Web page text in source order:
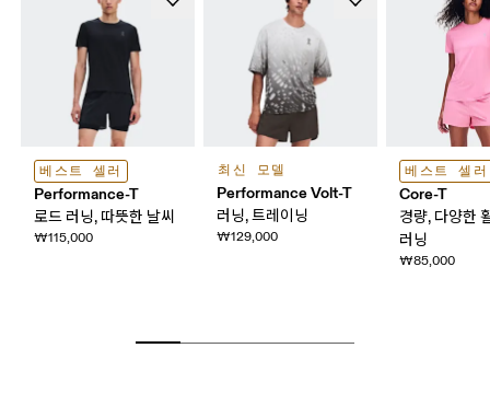
베스트 셀러
Performance-T
로드 러닝, 따뜻한 날씨
₩115,000
최신 모델
Performance Volt-T
러닝, 트레이닝
₩129,000
베스트 셀러
Core-T
경량, 다양한
러닝
₩85,000